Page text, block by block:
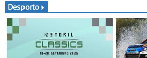
moderno inspirada nos
rituais e momentos
culturais da época de verão
britânica
Desporto